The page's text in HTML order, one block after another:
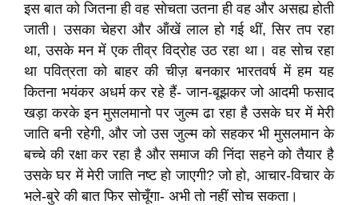
इस बात को जितना ही वह सोचता उतना ही वह और असह्य होती
जाती। उसका चेहरा और ऑंखें लाल हो गई थीं, सिर तप रहा
था, उसके मन में एक तीव्र विद्रोह उठ रहा था। वह सोच रहा
था पवित्रता को बाहर की चीज़ बनकार भारतवर्ष में हम यह
कितना भयंकर अधर्म कर रहे हैं- जान-बूझकर जो आदमी फसाद
खड़ा करके इन मुसलमानो पर जुल्म ढा रहा है उसके घर में मेरी
जाति बनी रहेगी, और जो उस जुल्म को सहकर भी मुसलमान के
बच्चे की रक्षा कर रहा है और समाज की निंदा सहने को तैयार है
उसके घर में मेरी जाति नष्ट हो जाएगी? जो हो, आचार-विचार के
भले-बुरे की बात फिर सोचूँगा- अभी तो नहीं सोच सकता।